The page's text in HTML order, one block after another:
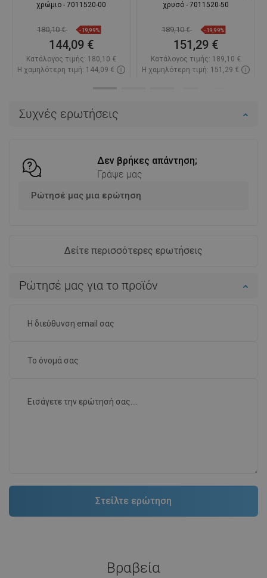
Συχνές ερωτήσεις
Δεν βρήκες απάντηση;
Γράψε μας
Ρώτησέ μας μια ερώτηση
Δείτε περισσότερες ερωτήσεις
Ρώτησέ μας για το προϊόν
χρώμιο - 7011520-00
180,10 € -19,99%
144,09 €
Κατάλογος τιμής: 180,10 €
Η χαμηλότερη τιμή: 144,09 €
χρυσό - 7011520-50
189,10 € -19,99%
151,29 €
Κατάλογος τιμής: 189,10 €
Η χαμηλότερη τιμή: 151,29 €
Βραβεία